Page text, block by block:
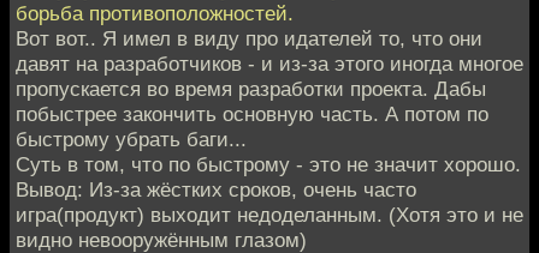
борьба противоположностей.
Вот вот.. Я имел в виду про идателей то, что они
давят на разработчиков - и из-за этого иногда многое
пропускается во время разработки проекта. Дабы
побыстрее закончить основную часть. А потом по
быстрому убрать баги...
Суть в том, что по быстрому - это не значит хорошо.
Вывод: Из-за жёстких сроков, очень часто
игра(продукт) выходит недоделанным. (Хотя это и не
видно невооружённым глазом)